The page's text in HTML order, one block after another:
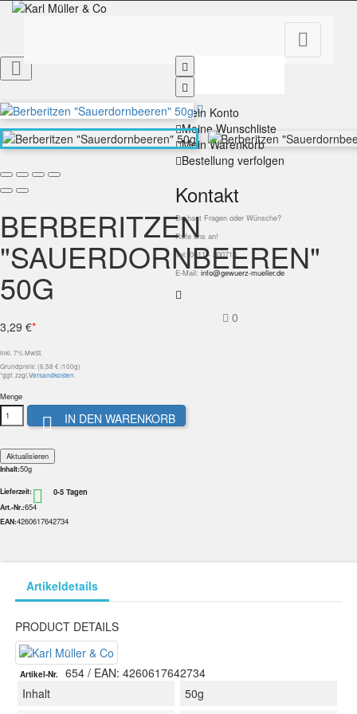

Mein Konto
Meine Wunschliste
Mein Warenkorb
Bestellung verfolgen
Kontakt
Du hast Fragen oder Wünsche?
Rufe uns an!
Tel: 0611 - 300713
E-Mail: info@gewuerz-mueller.de
0

BERBERITZEN
"SAUERDORNBEEREN"
50G
3,29 €*
inkl. 7% MwSt.
Grundpreis: (6,58 € /100g)
*ggf. zzgl.Versandkosten
Menge
 IN DEN WARENKORB
Inhalt:50g
Lieferzeit:  0-5 Tagen
Art.-Nr.:654
EAN:4260617642734
Artikeldetails
PRODUCT DETAILS
Artikel-Nr. 654 / EAN: 4260617642734
Inhalt
50g